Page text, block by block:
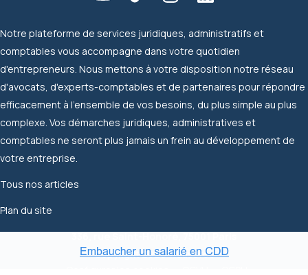
Notre plateforme de services juridiques, administratifs et
comptables vous accompagne dans votre quotidien
d'entrepreneurs. Nous mettons à votre disposition notre réseau
d'avocats, d'experts-comptables et de partenaires pour répondre
efficacement à l'ensemble de vos besoins, du plus simple au plus
complexe. Vos démarches juridiques, administratives et
comptables ne seront plus jamais un frein au développement de
votre entreprise.
Tous nos articles
Plan du site
Copyright 2026 Waasbros